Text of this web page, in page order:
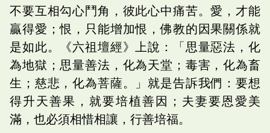
不要互相勾心鬥角，彼此心中痛苦。愛，才能
贏得愛；恨，只能增加恨，佛教的因果關係就
是如此。《六祖壇經》上說：「思量惡法，化
為地獄；思量善法，化為天堂；毒害，化為畜
生；慈悲，化為菩薩。」就是告訴我們：要想
得升天善果，就要培植善因；夫妻要恩愛美
滿，也必須相惜相讓，行善培福。